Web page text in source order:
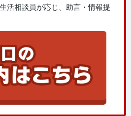
活相談員が応じ、助言・情報提